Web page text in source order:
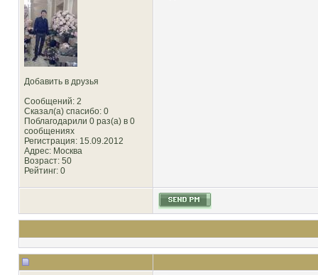
Добавить в друзья
Сообщений: 2
Сказал(а) спасибо: 0
Поблагодарили 0 раз(а) в 0
сообщениях
Регистрация: 15.09.2012
Адрес: Москва
Возраст: 50
Рейтинг: 0